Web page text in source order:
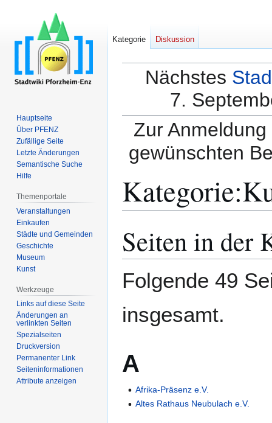
Nächstes
7.
Zur
gewünschten
Kategorie:
Navigation
Suche
Seiten in der
Folgende 49
insgesamt.
A
Afrika-Präsenz e.V.
Altes Rathaus Neubulach e.V.
Kategorie Diskussion
Hauptseite
Über PFENZ
Zufällige Seite
Letzte Änderungen
Semantische Suche
Hilfe
Themenportale
Veranstaltungen
Einkaufen
Städte und Gemeinden
Geschichte
Museum
Kunst
Werkzeuge
Links auf diese Seite
Änderungen an
verlinkten Seiten
Spezialseiten
Druckversion
Permanenter Link
Seiten­­informationen
Attribute anzeigen